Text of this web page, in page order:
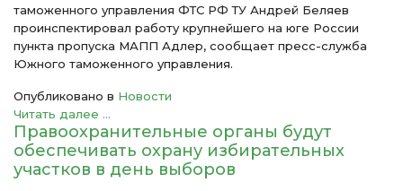
таможенного управления ФТС РФ ТУ Андрей Беляев
проинспектировал работу крупнейшего на юге России
пункта пропуска МАПП Адлер, сообщает пресс-служба
Южного таможенного управления.
Опубликовано в Новости
Читать далее ...
Правоохранительные органы будут
обеспечивать охрану избирательных
участков в день выборов